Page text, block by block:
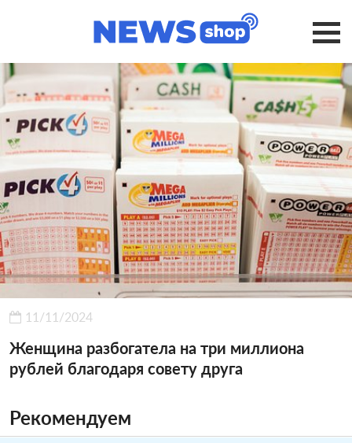
11/11/2024
Женщина разбогатела на три миллиона
рублей благодаря совету друга
Рекомендуем